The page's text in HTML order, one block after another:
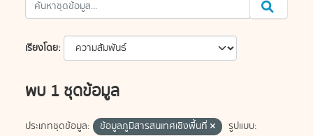
เรียงโดย
พบ 1 ชุดข้อมูล
ประเภทชุดข้อมูล: ข้อมูลภูมิสารสนเทศเชิงพื้นที่
รูปแบบ: